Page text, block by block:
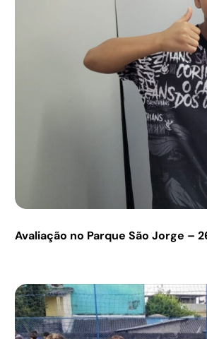
Avaliação no Parque São Jorge –